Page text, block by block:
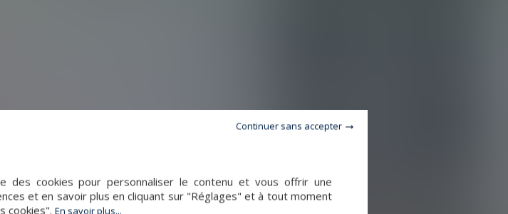
des cookies pour personnaliser le contenu et vous offrir une
et en savoir plus en cliquant sur "Réglages" et à tout moment
cookies". En savoir plus...
Continuer sans accepter